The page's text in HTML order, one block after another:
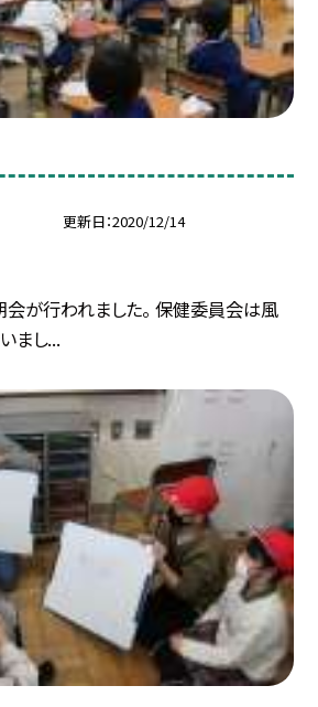
更新日 2020/12/14
会が行われました。 保健委員会は風
まし...